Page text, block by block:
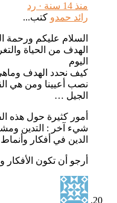
رد
رائد حمدو كتب...
السلام عليكم ورحمة الله
الهدف من الحياة والتغريب
كيف نحدد الهدف وماهي
نصب أعيينا ومن هي
الجيل …
أمور كثيرة حول هذه الفكرة
شيء آخر : التدين ومشكلة
الدين في أفكار وأنماط
أرجو أن تكون الأفكار